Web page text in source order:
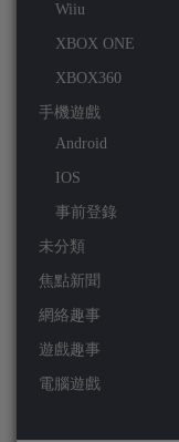
Wiiu
XBOX ONE
XBOX360
手機遊戲
Android
IOS
事前登錄
未分類
焦點新聞
網絡趣事
遊戲趣事
電腦遊戲